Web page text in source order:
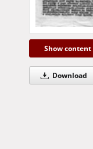
Show content
Download